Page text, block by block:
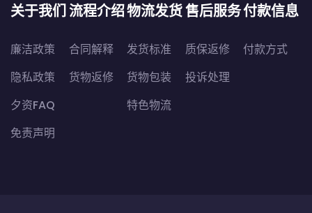
关于我们
廉洁政策
隐私政策
夕资FAQ
免责声明
流程介绍
合同解释
货物返修
物流发货
发货标准
货物包装
特色物流
售后服务
质保返修
投诉处理
付款信息
付款方式